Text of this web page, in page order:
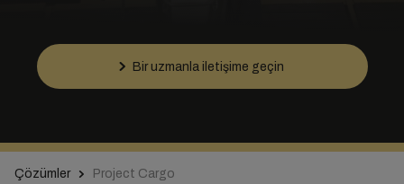
Bir uzmanla iletişime geçin
Çözümler Project Cargo